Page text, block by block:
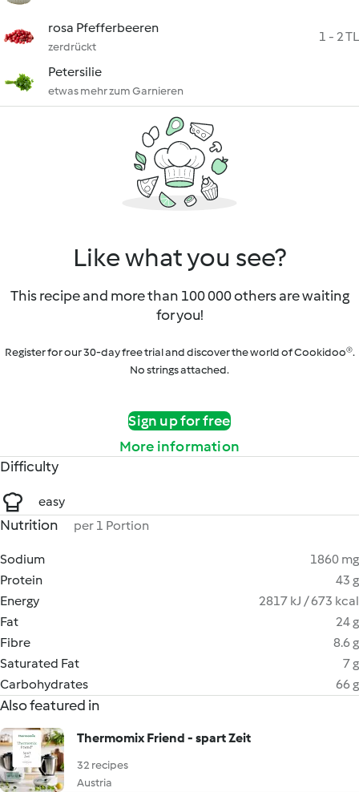
rosa Pfefferbeeren
zerdrückt
1 - 2 TL
Petersilie
etwas mehr zum Garnieren
Like what you see?
This recipe and more than 100 000 others are waiting
for you!
Register for our 30-day free trial and discover the world of Cookidoo®.
No strings attached.
Sign up for free
More information
Difficulty
easy
Nutrition per 1 Portion
Sodium
1860 mg
Protein
43 g
Energy
2817 kJ / 673 kcal
Fat
24 g
Fibre
8.6 g
Saturated Fat
7 g
Carbohydrates
66 g
Also featured in
Thermomix Friend - spart Zeit
32 recipes
Austria